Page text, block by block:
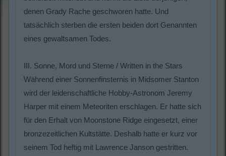
denen Grady Rache geschworen hatte. Und
tatsächlich sterben die ersten beiden dort Genannten
eines gewaltsamen Todes.
III. Sonne, Mord und Sterne / Written in the Stars
Während einer Sonnenfinsternis in Midsomer Stanton
wird der leidenschaftliche Hobby-Astronom Jeremy
Harper mit einem Meteoriten erschlagen. Er hatte sich
für den Erhalt von Moonstone Ridge eingesetzt, einer
bronzezeitlichen Kultstätte. Deshalb hatte er kurz vor
seinem Tod heftig mit Lawrence Janson gestritten.